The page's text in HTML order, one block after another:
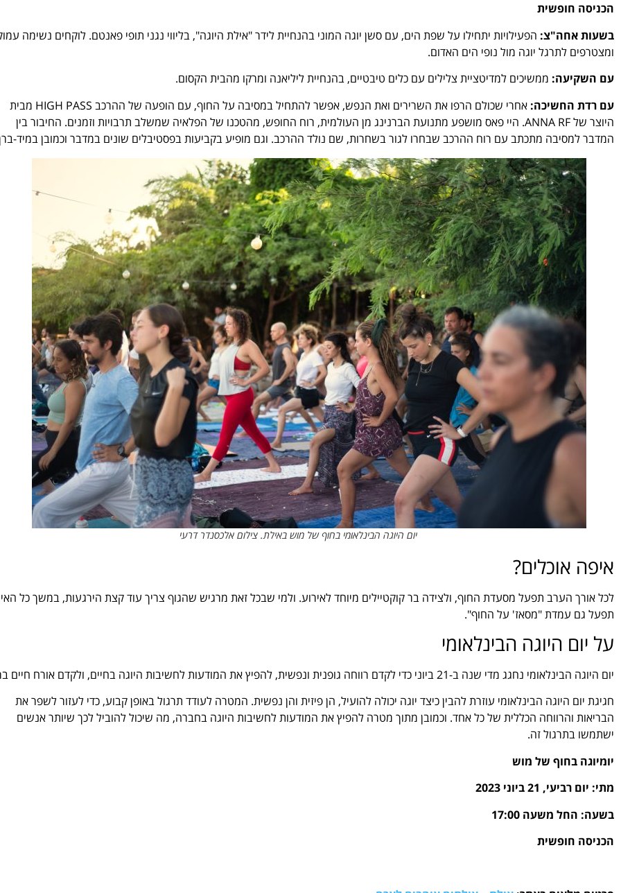
הכניסה חופשית
בשעות אחה"צ: הפעילויות יתחילו על שפת הים, עם סשן יוגה המוני בהנחיית לידר "אילת היוגה", בליווי נגני תופי פאנטם. לוקחים נשימה
ומצטרפים לתרגל יוגה מול נופי הים האדום.
עם השקיעה: ממשיכים למדיטציית צלילים עם כלים טיבטיים, בהנחיית ליליאנה ומרקו מהבית הקסום.
עם רדת החשיכה:
אחרי שכולם הרפו את השרירים ואת הנפש, אפשר להתחיל במסיבה על החוף, עם הופעה של ההרכב HIGH PASS מבית
היוצר של ANNA RF.
היי פאס מושפע מתנועת הברנינג מן העולמית, רוח החופש, מהטכנו של הפלאיה שמשלב תרבויות וזמנים. החיבור בין
המדבר למסיבה מתכתב עם רוח ההרכב שבחרו לגור בשחרות, שם נולד ההרכב. וגם מופיע בקביעות בפסטיבלים שונים במדבר וכמובן במיד-
יום היוגה הבינלאומי בחוף של מוש באילת. צילום אלכסנדר דרעי
איפה אוכלים?
לכל אורך הערב תפעל מסעדת החוף, ולצידה בר קוקטיילים מיוחד לאירוע. ולמי שבכל זאת מרגיש שהגוף צריך עוד קצת הירגעות, במשך כל
תפעל גם עמדת "מסאז' על החוף".
על יום היוגה הבינלאומי
יום היוגה הבינלאומי נחגג מדי שנה ב-21 ביוני כדי לקדם רווחה גופנית ונפשית, להפיץ את המודעות לחשיבות היוגה בחיים, ולקדם אורח חיים בריא.
חגיגת יום היוגה הבינלאומי עוזרת להבין כיצד יוגה יכולה להועיל, הן פיזית והן נפשית. המטרה לעודד תרגול באופן קבוע, כדי לעזור לשפר את
הבריאות והרווחה הכללית של כל אחד. וכמובן מתוך מטרה להפיץ את המודעות לחשיבות היוגה בחברה, מה שיכול להוביל לכך שיותר אנשים
ישתמשו בתרגול זה.
יומיוגה בחוף של מוש
מתי: יום רביעי, 21 ביוני 2023
בשעה: החל משעה 17:00
הכניסה חופשית